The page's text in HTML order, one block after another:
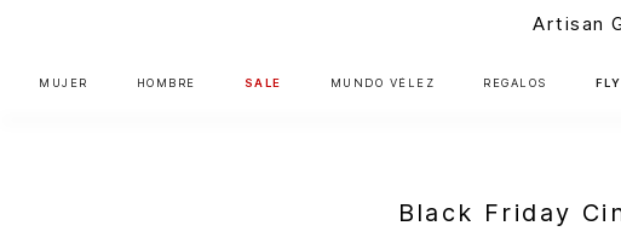
Artisan
MUJER HOMBRE SALE MUNDO VÉLEZ REGALOS
Black Friday